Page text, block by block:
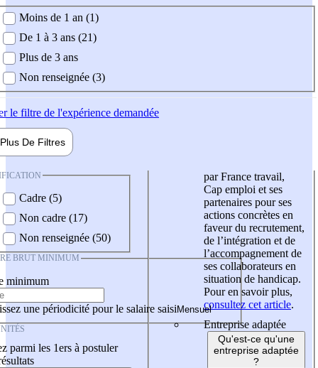
demandée
Moins de 1 an (1)
De 1 à 3 ans (21)
Plus de 3 ans
Non renseignée (3)
le filtre de l'expérience demandée
Plus De Filtres
Cadre (5)
Non cadre (17)
Non renseignée (50)
BRUT MINIMUM
minimum
une périodicité pour le salaire saisi
parmi les 1ers à postuler
par France travail,
Cap emploi et ses
partenaires pour ses
actions concrètes en
faveur du recrutement,
de l’intégration et de
l’accompagnement de
ses collaborateurs en
situation de handicap.
Pour en savoir plus,
consultez cet article.
Entreprise adaptée
Qu'est-ce qu'une
entreprise adaptée
?